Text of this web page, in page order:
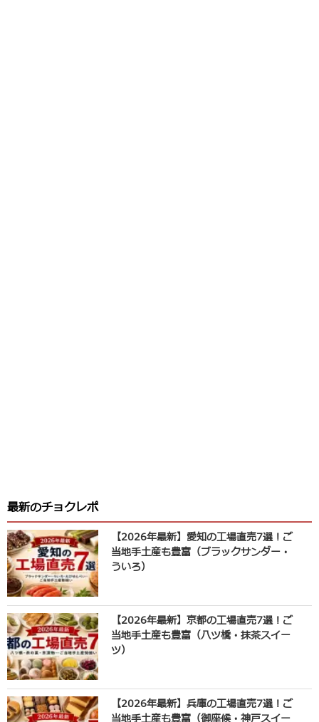
最新のチョクレポ
【2026年最新】愛知の工場直売7選！ご
当地手土産も豊富（ブラックサンダー・
ういろ）
【2026年最新】京都の工場直売7選！ご
当地手土産も豊富（八ツ橋・抹茶スイー
ツ）
【2026年最新】兵庫の工場直売7選！ご
当地手土産も豊富（御座候・神戸スイー